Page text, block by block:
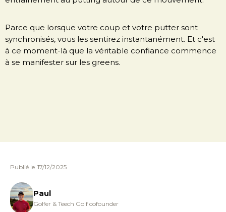
Parce que lorsque votre coup et votre putter sont
synchronisés, vous les sentirez instantanément. Et c'est
à ce moment-là que la véritable confiance commence
à se manifester sur les greens.
Publié le 17/12/2025
Paul
Golfer & Teech Golf cofounder